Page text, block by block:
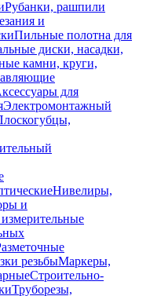
Рубанки, рашпили
и
Пильные полотна для
диски, насадки,
камни, круги,
для
Электромонтажный
Нивелиры,
и
резьбыМаркеры,
Строительно-
Труборезы,